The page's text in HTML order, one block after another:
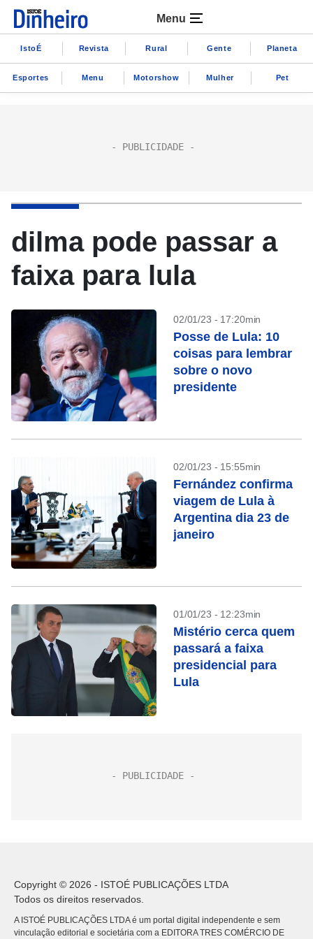
Menu
IstoÉ Revista Rural Gente Planeta
Esportes Menu Motorshow Mulher Pet
dilma pode passar a
faixa para lula
02/01/23 - 17:20min
Posse de Lula: 10
coisas para lembrar
sobre o novo
presidente
02/01/23 - 15:55min
Fernández confirma
viagem de Lula à
Argentina dia 23 de
janeiro
01/01/23 - 12:23min
Mistério cerca quem
passará a faixa
presidencial para
Lula
Copyright © 2026 - ISTOÉ PUBLICAÇÕES LTDA
Todos os direitos reservados.
A ISTOÉ PUBLICAÇÕES LTDA é um portal digital independente e sem
vinculação editorial e societária com a EDITORA TRES COMÉRCIO DE